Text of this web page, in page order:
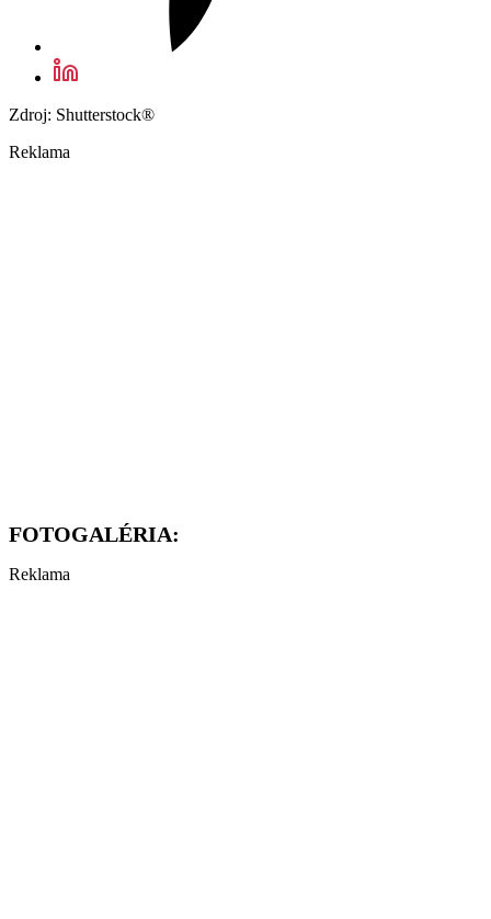
Zdroj: Shutterstock®
Reklama
FOTOGALÉRIA:
Reklama